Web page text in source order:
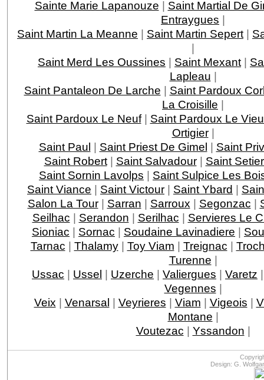
Sainte Marie Lapanouze | Saint Martial De
Entraygues |
Saint Martin La Meanne | Saint Martin Sepert |
|
Saint Merd Les Oussines | Saint Mexant |
Lapleau |
Saint Pantaleon De Larche | Saint Pardoux
La Croisille |
Saint Pardoux Le Neuf| Saint Pardoux Le
Ortigier|
Saint Paul | Saint Priest De Gimel | Saint
Saint Robert| Saint Salvadour| Saint
Saint Sornin Lavolps | Saint Sulpice Les
Saint Viance | Saint Victour | Saint Ybard |
Salon La Tour| Sarran | Sarroux | Segonzac |
Seilhac | Serandon | Serilhac | Servieres Le
Sioniac | Sornac | Soudaine Lavinadiere |
Tarnac | Thalamy| Toy Viam | Treignac |
Turenne |
Ussac | Ussel | Uzerche | Valiergues | Varetz
Vegennes |
Veix | Venarsal | Veyrieres | Viam | Vigeois |
Montane |
Voutezac | Yssandon |
Design: G.